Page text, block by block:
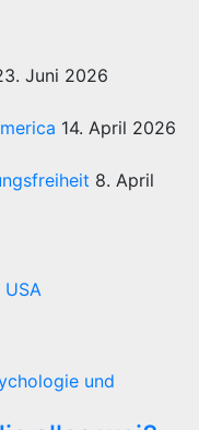
Juni 2026
14. April 2026
8. April
USA
und